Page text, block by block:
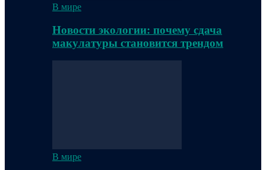
В мире
Новости экологии: почему сдача
макулатуры становится трендом
В мире